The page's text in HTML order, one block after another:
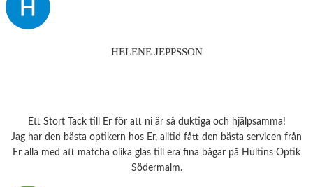
HELENE JEPPSSON
Ett Stort Tack till Er för att ni är så duktiga och hjälpsamma!
Jag har den bästa optikern hos Er, alltid fått den bästa servicen från
Er alla med att matcha olika glas till era fina bågar på Hultins Optik
Södermalm.